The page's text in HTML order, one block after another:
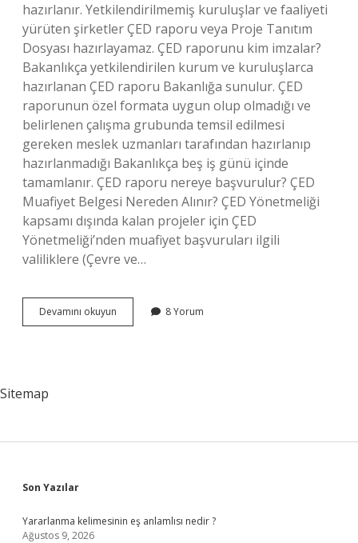
hazırlanır. Yetkilendirilmemiş kuruluşlar ve faaliyeti
yürüten şirketler ÇED raporu veya Proje Tanıtım
Dosyası hazırlayamaz. ÇED raporunu kim imzalar?
Bakanlıkça yetkilendirilen kurum ve kuruluşlarca
hazırlanan ÇED raporu Bakanlığa sunulur. ÇED
raporunun özel formata uygun olup olmadığı ve
belirlenen çalışma grubunda temsil edilmesi
gereken meslek uzmanları tarafından hazırlanıp
hazırlanmadığı Bakanlıkça beş iş günü içinde
tamamlanır. ÇED raporu nereye başvurulur? ÇED
Muafiyet Belgesi Nereden Alınır? ÇED Yönetmeliği
kapsamı dışında kalan projeler için ÇED
Yönetmeliği’nden muafiyet başvuruları ilgili
valiliklere (Çevre ve…
Devamını okuyun
Raporu
8 Yorum
Sitemap
Sidebar
Son Yazılar
Yararlanma kelimesinin eş anlamlısı nedir ?
Ağustos 9, 2026